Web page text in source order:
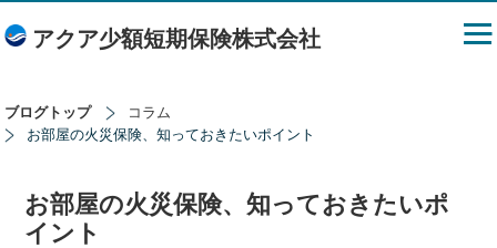
アクア少額短期保険株式会社
ブログトップ
コラム
お部屋の火災保険、知っておきたいポイント
お部屋の火災保険、知っておきたいポ
イント